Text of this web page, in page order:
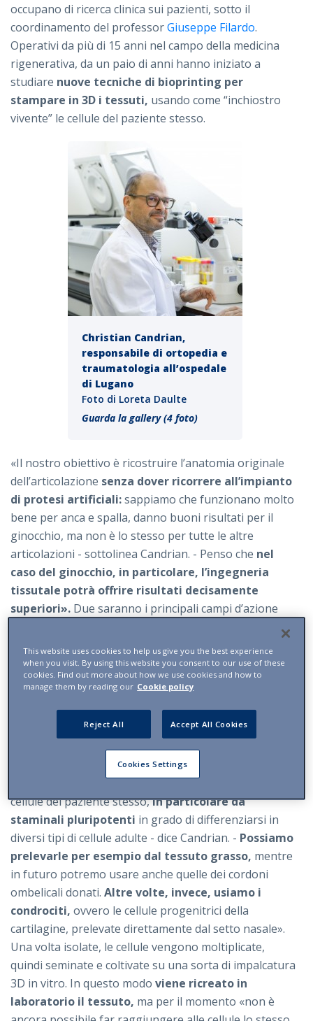
occupano di ricerca clinica sui pazienti, sotto il
coordinamento del professorGiuseppe Filardo.
Operativi da più di 15 anni nel campo della medicina
rigenerativa, da un paio di anni hanno iniziato a
studiare nuove tecniche di bioprinting per
stampare in 3D i tessuti, usando come “inchiostro
vivente” le cellule del paziente stesso.
Christian Candrian,
responsabile di ortopedia e
traumatologia all’ospedale
di Lugano
Foto di Loreta Daulte
Guarda la gallery (4 foto)
«Il nostro obiettivo è ricostruire l’anatomia originale
dell’articolazione senza dover ricorrere all’impianto
di protesi artificiali:sappiamo che funzionano molto
bene per anca e spalla, danno buoni risultati per il
ginocchio, ma non è lo stesso per tutte le altre
articolazioni - sottolinea Candrian. - Penso che nel
caso del ginocchio, in particolare, l’ingegneria
tissutale potrà offrire risultati decisamente
superiori». Due saranno i principali campi d’azione
Candrian - le lesioni di cartilagine e ossa, dovute a
malattie degenerative o traumi, ma anche le lesioni
tendinee come quelle della cuffia dei rotatori della
I traguardi sono ben chiari,
ma la strada per
raggiungerli resta ancora lunga e tortuosa.
momento i ricercatori hanno abbozzato le “ricette” per
produrre ossa, tendini e cartilagini. «Partiamo dalle
cellule del paziente stesso,in particolare da
staminali pluripotenti in grado di differenziarsi in
diversi tipi di cellule adulte - dice Candrian. - Possiamo
prelevarle per esempio dal tessuto grasso, mentre
in futuro potremo usare anche quelle dei cordoni
ombelicali donati. Altre volte, invece, usiamo i
condrociti, ovvero le cellule progenitrici della
cartilagine, prelevate direttamente dal setto nasale».
Una volta isolate, le cellule vengono moltiplicate,
quindi seminate e coltivate su una sorta di impalcatura
3D in vitro. In questo modo viene ricreato in
laboratorio il tessuto, ma per il momento «non è
This website uses cookies to help us give you the best experience
when you visit. By using this website you consent to our use of these
cookies. Find out more about how we use cookies and how to
manage them by reading our Cookie policy
Reject All Accept All Cookies
Cookies Settings